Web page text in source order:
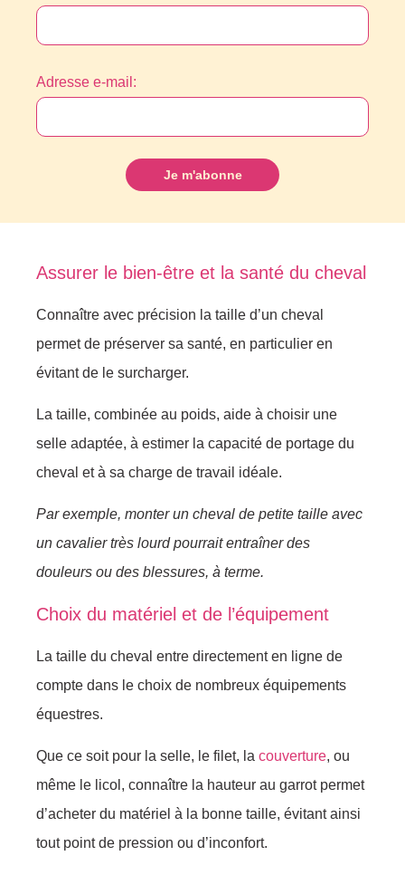
Adresse e-mail:
Assurer le bien-être et la santé du cheval
Connaître avec précision la taille d’un cheval
permet de préserver sa santé, en particulier en
évitant de le surcharger.
La taille, combinée au poids, aide à choisir une
selle adaptée, à estimer la capacité de portage du
cheval et à sa charge de travail idéale.
Par exemple, monter un cheval de petite taille avec
un cavalier très lourd pourrait entraîner des
douleurs ou des blessures, à terme.
Choix du matériel et de l’équipement
La taille du cheval entre directement en ligne de
compte dans le choix de nombreux équipements
équestres.
Que ce soit pour la selle, le filet, la couverture, ou
même le licol, connaître la hauteur au garrot permet
d’acheter du matériel à la bonne taille, évitant ainsi
tout point de pression ou d’inconfort.